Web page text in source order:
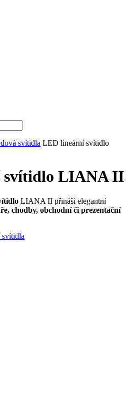
svítidla LED lineární svítidlo
svítidlo LIANA II
LIANA II přináší elegantní
chodby, obchodní či prezentační